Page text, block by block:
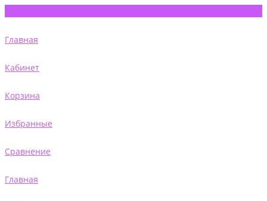
Главная
Кабинет
Корзина
Избранные
Сравнение
Главная